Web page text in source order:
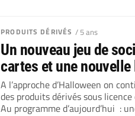
PRODUITS DÉRIVÉS / 5 ans
Un nouveau jeu de
cartes et une nouvelle
A l’approche d’Halloween on
des produits dérivés sous
Au programme d’aujourd’hui :